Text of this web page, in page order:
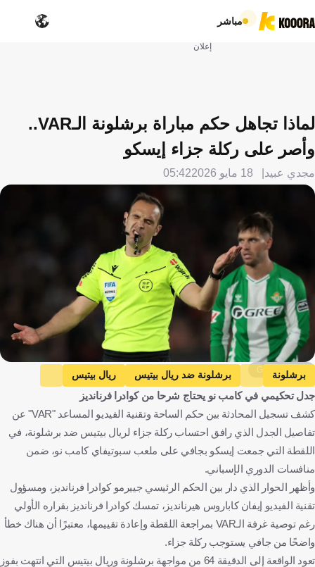
مباشر
إعلان
لماذا تجاهل حكم مباراة برشلونة الـVAR..
وأصر على ركلة جزاء إيسكو
مجدي عبيد 18 مايو 2026 05:42
Getty Images
برشلونة برشلونة ضد ريال بيتيس
ريال بيتيس
الدوري الإسباني
إيسكو جافي إسبانيا كرة قدمجدل تحكيمي في كامب نو يحتاج شرحا من كوادرا فرنانديز
كشف تسجيل المحادثة بين حكم الساحة وتقنية الفيديو المساعد "VAR" عن
تفاصيل الجدل الذي رافق احتساب ركلة جزاء لريال بيتيس ضد برشلونة، في
اللقطة التي جمعت إيسكو بجافي على ملعب سبوتيفاي كامب نو، ضمن
منافسات الدوري الإسباني.
وأظهر الحوار الذي دار بين الحكم الرئيسي جييرمو كوادرا فرنانديز، ومسؤول
تقنية الفيديو إيفان كاباروس هيرنانديز، تمسك كوادرا فرنانديز بقراره الأولي
رغم توصية غرفة الـVAR بمراجعة اللقطة وإعادة تقييمها، معتبرًا أن هناك خطأ
واضحًا من جافي يستوجب ركلة جزاء.
تعود الواقعة إلى الدقيقة 64 من مواجهة برشلونة وريال بيتيس التي انتهت بفوز